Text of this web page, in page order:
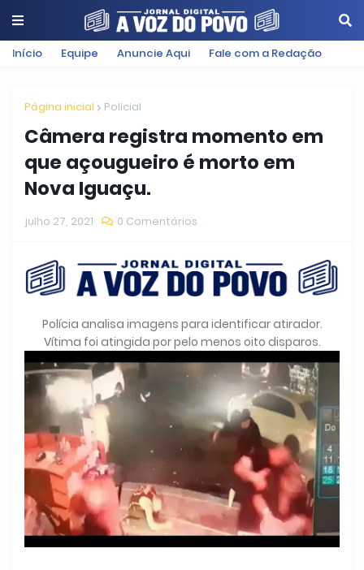
Início Equipe Anuncie Aqui Fale com a Redação
Página inicial Policial
Câmera registra momento em
que açougueiro é morto em
Nova Iguaçu.
julho 27, 2021 0 Comentários
Polícia analisa imagens para identificar atirador.
Vítima foi atingida por pelo menos oito disparos.